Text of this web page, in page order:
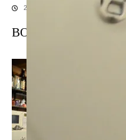
2017.12.5